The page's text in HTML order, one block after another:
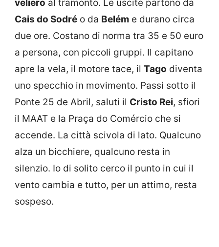
veliero al tramonto. Le uscite partono da
Cais do Sodré o da Belém e durano circa
due ore. Costano di norma tra 35 e 50 euro
a persona, con piccoli gruppi. Il capitano
apre la vela, il motore tace, il Tago diventa
uno specchio in movimento. Passi sotto il
Ponte 25 de Abril, saluti il Cristo Rei, sfiori
il MAAT e la Praça do Comércio che si
accende. La città scivola di lato. Qualcuno
alza un bicchiere, qualcuno resta in
silenzio. Io di solito cerco il punto in cui il
vento cambia e tutto, per un attimo, resta
sospeso.